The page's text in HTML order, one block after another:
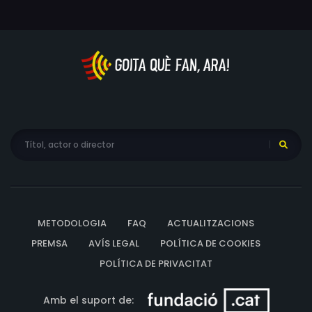
METODOLOGIA FAQ
ACTUALITZACIONS
PREMSA
AVÍS LEGAL
POLÍTICA DE COOKIES
POLÍTICA DE PRIVACITAT
Amb el suport de: